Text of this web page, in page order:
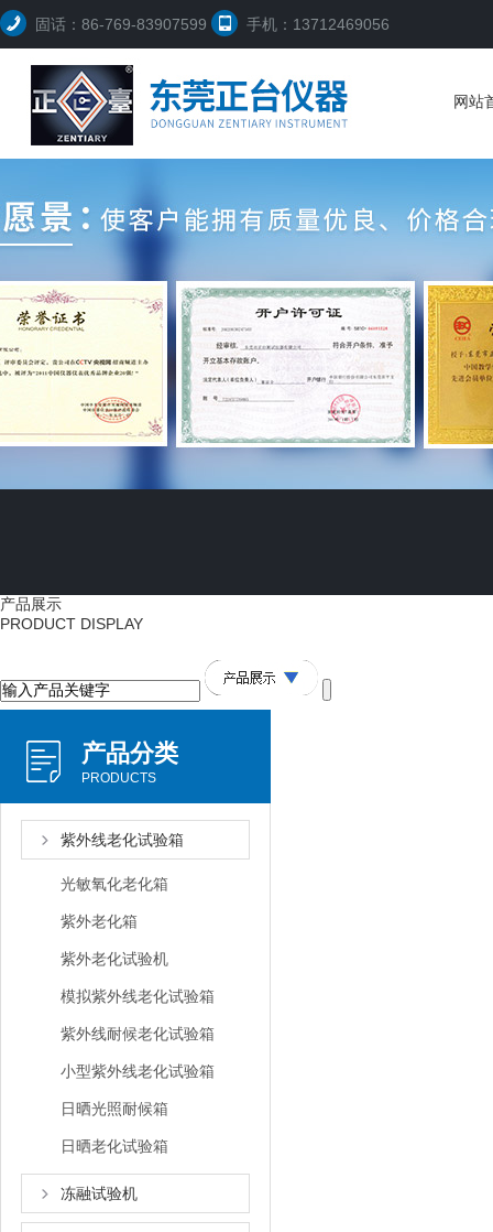
固话：86-769-83907599 手机：13712469056
网站
产品展示
PRODUCT DISPLAY
产品分类
PRODUCTS
紫外线老化试验箱
光敏氧化老化箱
紫外老化箱
紫外老化试验机
模拟紫外线老化试验箱
紫外线耐候老化试验箱
小型紫外线老化试验箱
日晒光照耐候箱
日晒老化试验箱
冻融试验机